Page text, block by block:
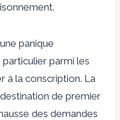
panique
parmi les
à la conscription. La
de premier
des demandes